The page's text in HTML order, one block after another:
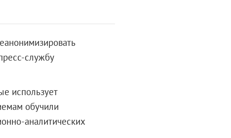
службу
использует
обучили
аналитических